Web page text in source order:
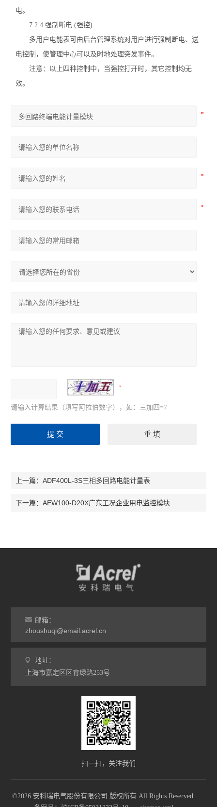
电。
7.2.4 强制断电 (强控)
多用户电能表可由后台管理系统对用户进行强制断电、送
电控制，使管理中心可以及时地处理突发事件。
注意：以上四种控制中，当强控打开时，其它控制均无
效。
请输入计算结果（填写阿拉伯数字），如：三加四=7
上一篇：ADF400L-3S三相多回路电能计量表
下一篇：AEW100-D20X广东工况企业用电监控模块
邮箱：
zhoushuqi@email.acrel.cn
地址：
上海市嘉定区区育绿路253号
扫一扫，关注我们
©2026 安科瑞电气股份有限公司 版权所有 All Rights Reserved.